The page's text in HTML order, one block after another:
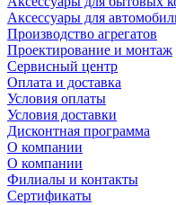
Аксессуары для
Производство агрегатов
Проектирование и монтаж
Сервисный центр
Оплата и доставка
Условия оплаты
Условия доставки
Дисконтная программа
О компании
О компании
Филиалы и контакты
Сертификаты